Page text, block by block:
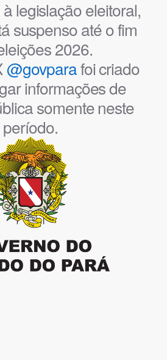
legislação eleitoral,
suspenso até o fim
2026.
@govparafoi criado
informações de
somente neste
período.